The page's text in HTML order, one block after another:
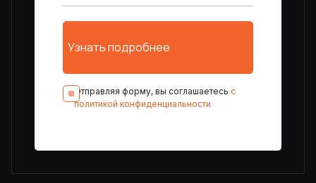
Отправляя форму, вы соглашаетесь с
политикой конфиденциальности